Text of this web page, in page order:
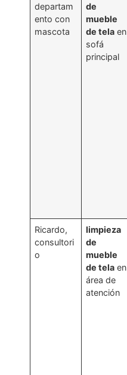
departam
ento con
mascota
de
mueble
de tela en
sofá
principal
Ricardo,
consultori
o
limpieza
de
mueble
de tela en
área de
atención